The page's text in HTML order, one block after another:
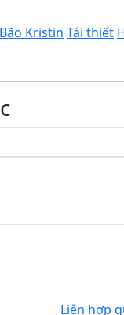
Bão Kristin Tái thiết
Liên hợp